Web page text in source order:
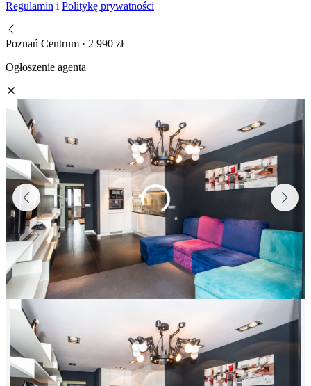
Regulamin i Politykę prywatności
Poznań Centrum · 2 990 zł
Ogłoszenie agenta